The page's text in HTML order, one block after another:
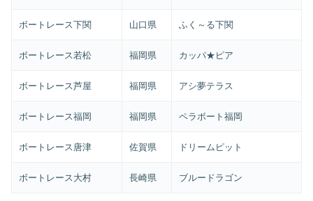
ボートレース下関 山口県 ふく～る下関
ボートレース若松 福岡県 カッパ★ピア
ボートレース芦屋 福岡県 アシ夢テラス
ボートレース福岡 福岡県 ペラボート福岡
ボートレース唐津 佐賀県 ドリームピット
ボートレース大村 長崎県 ブルードラゴン